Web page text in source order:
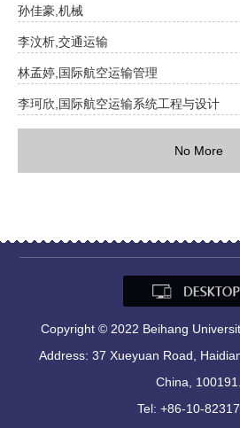
孙佳豪,机械
李汶析,交通运输
林孟婷,国际航空运输管理
李珂欣,国际航空运输系统工程与设计
No More
Copyright © 2022 Beihang
Address: 37 Xueyuan Road,
China, 100191.
Tel: +86-10-